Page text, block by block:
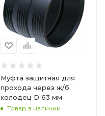
Муфта защитная для
прохода через ж/б
колодец D 63 мм
Товар в наличии